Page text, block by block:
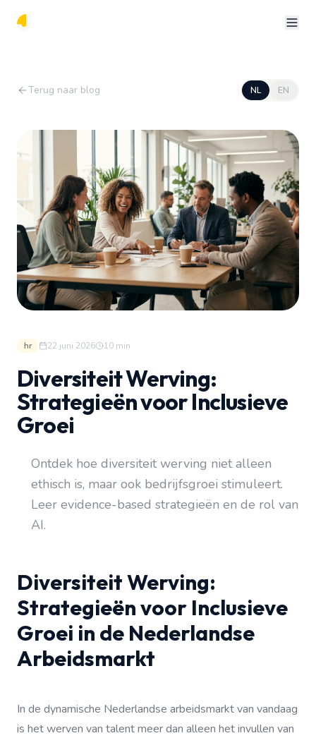
Terug naar blog NL EN
hr 22 juni 2026 10 min
Diversiteit Werving:
Strategieën voor Inclusieve
Groei
Ontdek hoe diversiteit werving niet alleen
ethisch is, maar ook bedrijfsgroei stimuleert.
Leer evidence-based strategieën en de rol van
AI.
Diversiteit Werving:
Strategieën voor Inclusieve
Groei in de Nederlandse
Arbeidsmarkt
In de dynamische Nederlandse arbeidsmarkt van vandaag
is het werven van talent meer dan alleen het invullen van